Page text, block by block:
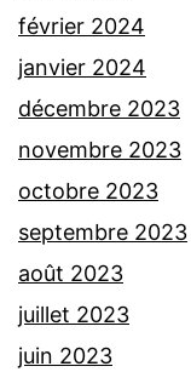
février 2024
janvier 2024
décembre 2023
novembre 2023
octobre 2023
septembre 2023
août 2023
juillet 2023
juin 2023